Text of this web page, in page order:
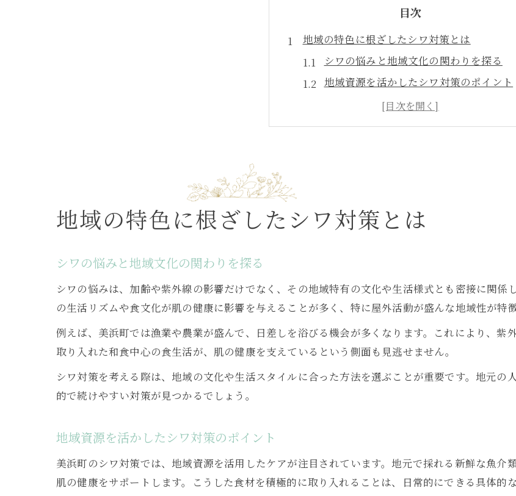
目次
地域の特色に根ざしたシワ対策とは
シワの悩みと地域文化の関わりを探る
地域資源を活かしたシワ対策のポイント
美浜町ならではの環境とシワへの影響
地元生活習慣とシワ対策実践例まとめ
美浜町の気候を意識したシワケアの工夫
ホームケアと施設利用で叶えるシワ予防
愛知県知多郡美浜町らしいシワ対策の秘訣
地元で愛されるシワ対策の伝統と工夫
自然素材を使ったシワケアの魅力とは
美浜町の暮らしに根ざすシワ対策習慣
シワを防ぐための地域特有の知恵紹介
美浜町の気候風土を活かすシワケア方法
環境に優しいシワケアとエコ習慣の融合
地域の特色に根ざしたシワ対策とは
シワの悩みと地域文化の関わりを探る
シワの悩みは、加齢や紫外線の影響だけでなく、その地域特有の文化や生活様式とも密接に関係
の生活リズムや食文化が肌の健康に影響を与えることが多く、特に屋外活動が盛んな地域性が特徴
例えば、美浜町では漁業や農業が盛んで、日差しを浴びる機会が多くなります。これにより、紫
取り入れた和食中心の食生活が、肌の健康を支えているという側面も見逃せません。
シワ対策を考える際は、地域の文化や生活スタイルに合った方法を選ぶことが重要です。地元の
的で続けやすい対策が見つかるでしょう。
地域資源を活かしたシワ対策のポイント
美浜町のシワ対策では、地域資源を活用したケアが注目されています。地元で採れる新鮮な魚介
肌の健康をサポートします。こうした食材を積極的に取り入れることは、日常的にできる具体的